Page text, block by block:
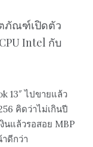
ภัณฑ์เปิดตัว
Intel กับ
13″ ไปขายแล้ว
คิดว่าไม่เกินปี
นแล้วรอสอย MBP
ดีกว่า